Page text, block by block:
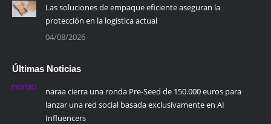
Las soluciones de empaque eficiente aseguran la
protección en la logística actual
04/08/2026
Últimas Noticias
naraa cierra una ronda Pre-Seed de 150.000 euros para
lanzar una red social basada exclusivamente en AI
Influencers